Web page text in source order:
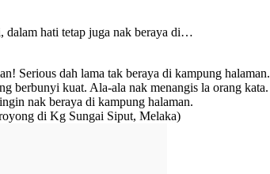
dalam hati tetap juga nak beraya di…
Serious dah lama tak beraya di kampung halaman.
berbunyi kuat. Ala-ala nak menangis la orang kata.
nak beraya di kampung halaman.
di Kg Sungai Siput, Melaka)